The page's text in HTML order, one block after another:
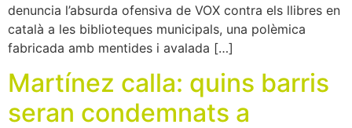
denuncia l’absurda ofensiva de VOX contra els llibres en
català a les biblioteques municipals, una polèmica
fabricada amb mentides i avalada […]
Martínez calla: quins barris
seran condemnats a